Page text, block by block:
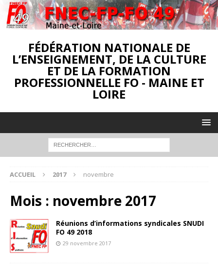
FÉDÉRATION NATIONALE DE
L’ENSEIGNEMENT, DE LA CULTURE
ET DE LA FORMATION
PROFESSIONNELLE FO - MAINE ET
LOIRE
ACCUEIL 2017 novembre
Mois : novembre 2017
Réunions d’informations syndicales SNUDI
FO 49 2018
29 novembre 2017